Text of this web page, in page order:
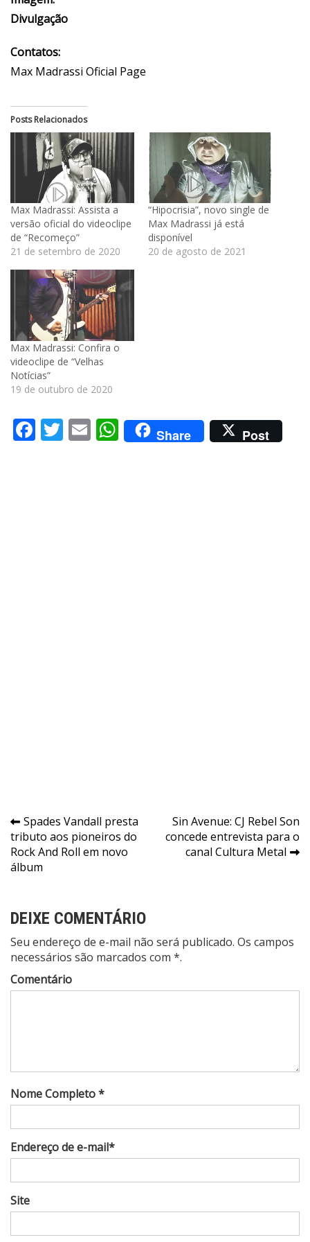
Divulgação
Contatos:
Max Madrassi Oficial Page
Posts Relacionados
Max Madrassi: Assista a
versão oficial do videoclipe
de “Recomeço”
21 de setembro de 2020
“Hipocrisia”, novo single de
Max Madrassi já está
disponível
20 de agosto de 2021
Max Madrassi: Confira o
videoclipe de “Velhas
Notícias”
19 de outubro de 2020
Facebook
Twitter
EmailWhatsApp
Share Post
Navegação
de
Post
Spades Vandall presta
tributo aos pioneiros do
Rock And Roll em novo
álbum
Sin Avenue: CJ Rebel Son
concede entrevista para o
canal Cultura Metal
DEIXE COMENTÁRIO
Seu endereço de e-mail não será publicado. Os campos
necessários são marcados com *.
Comentário
Nome Completo *
Endereço de e-mail*
Site